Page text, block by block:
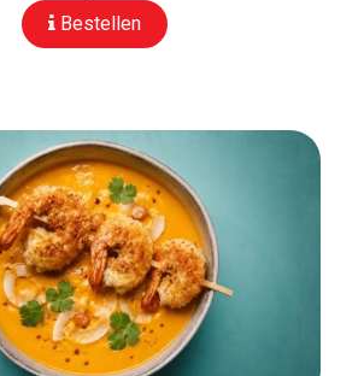
Bestellen